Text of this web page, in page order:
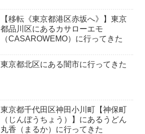
【移転《東京都港区赤坂へ》】東京
都品川区にあるカサローエモ
（CASAROWEMO）に行ってきた
東京都北区にある闇市に行ってきた
東京都千代田区神田小川町【神保町
（じんぼうちょう）】にあるうどん
丸香（まるか）に行ってきた